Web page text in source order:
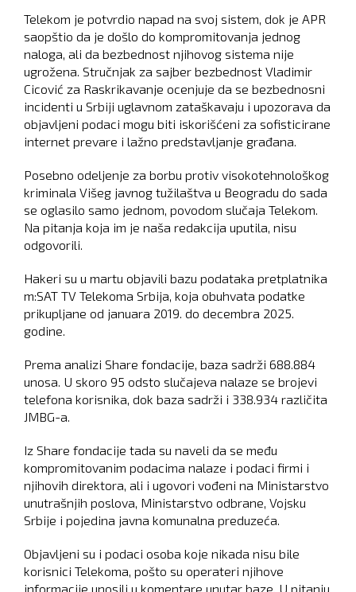
Telekom je potvrdio napad na svoj sistem, dok je APR
saopštio da je došlo do kompromitovanja jednog
naloga, ali da bezbednost njihovog sistema nije
ugrožena. Stručnjak za sajber bezbednost Vladimir
Cicović za Raskrikavanje ocenjuje da se bezbednosni
incidenti u Srbiji uglavnom zataškavaju i upozorava da
objavljeni podaci mogu biti iskorišćeni za sofisticirane
internet prevare i lažno predstavljanje građana.
Posebno odeljenje za borbu protiv visokotehnološkog
kriminala Višeg javnog tužilaštva u Beogradu do sada
se oglasilo samo jednom, povodom slučaja Telekom.
Na pitanja koja im je naša redakcija uputila, nisu
odgovorili.
Hakeri su u martu objavili bazu podataka pretplatnika
m:SAT TV Telekoma Srbija, koja obuhvata podatke
prikupljane od januara 2019. do decembra 2025.
godine.
Prema analizi Share fondacije, baza sadrži 688.884
unosa. U skoro 95 odsto slučajeva nalaze se brojevi
telefona korisnika, dok baza sadrži i 338.934 različita
JMBG-a.
Iz Share fondacije tada su naveli da se među
kompromitovanim podacima nalaze i podaci firmi i
njihovih direktora, ali i ugovori vođeni na Ministarstvo
unutrašnjih poslova, Ministarstvo odbrane, Vojsku
Srbije i pojedina javna komunalna preduzeća.
Objavljeni su i podaci osoba koje nikada nisu bile
korisnici Telekoma, pošto su operateri njihove
informacije unosili u komentare unutar baze. U pitanju